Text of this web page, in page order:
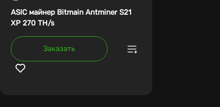
ASIC майнер Bitmain Antminer S21
XP 270 TH/s
Заказать